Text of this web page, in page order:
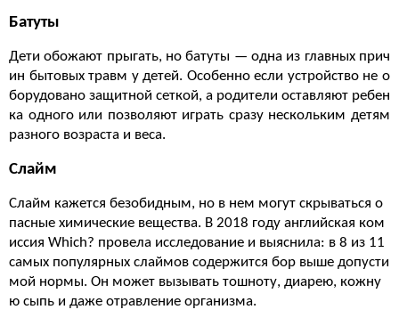
Батуты
Дети обожают прыгать, но батуты — одна из главных прич
ин бытовых травм у детей. Особенно если устройство не о
борудовано защитной сеткой, а родители оставляют ребен
ка одного или позволяют играть сразу нескольким детям
разного возраста и веса.
Слайм
Слайм кажется безобидным, но в нем могут скрываться о
пасные химические вещества. В 2018 году английская ком
иссия Which? провела исследование и выяснила: в 8 из 11
самых популярных слаймов содержится бор выше допусти
мой нормы. Он может вызывать тошноту, диарею, кожну
ю сыпь и даже отравление организма.